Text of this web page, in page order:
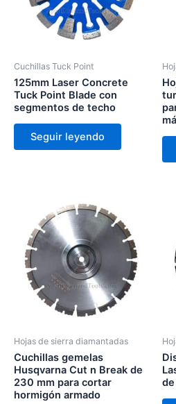
Cuchillas Tuck Point
125mm Laser Concrete
Tuck Point Blade con
segmentos de techo
Seguir leyendo
Hojas de sierra diamantadas
Cuchillas gemelas
Husqvarna Cut n Break de
230 mm para cortar
hormigón armado